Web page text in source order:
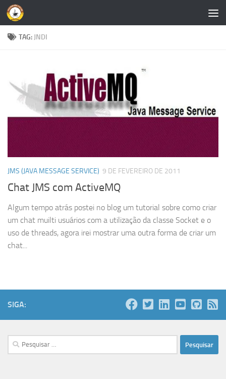
Skip to content
TAG: JNDI
JMS (JAVA MESSAGE SERVICE) 9 DE FEVEREIRO DE 2011
Chat JMS com ActiveMQ
Algum tempo atrás postei no blog um tutorial sobre como criar
um chat muilti usuários com a utilização da classe Socket e o
uso de threads, agora irei mostrar uma outra forma de criar um
chat...
SIGA:
Pesquisar
por: